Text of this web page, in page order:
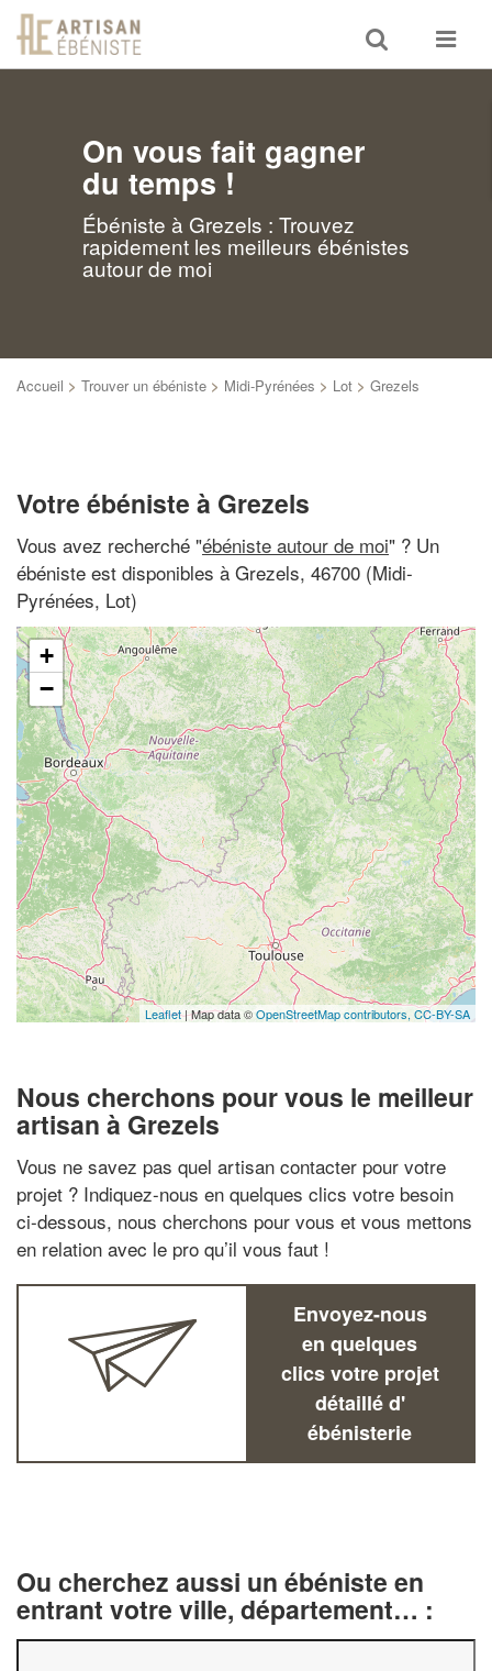
Toggle
search
Toggle
On vous fait gagner
du temps !
Ébéniste à Grezels : Trouvez
rapidement les meilleurs ébénistes
autour de moi
Accueil > Trouver un ébéniste > Midi-Pyrénées > Lot > Grezels
Votre ébéniste à Grezels
Vous avez recherché "ébéniste autour de moi" ? Un
ébéniste est disponibles à Grezels, 46700 (Midi-
Pyrénées, Lot)
+
−
Leaflet| Map data ©OpenStreetMap contributors, CC-BY-SA
Nous cherchons pour vous le meilleur
artisan à Grezels
Vous ne savez pas quel artisan contacter pour votre
projet ? Indiquez-nous en quelques clics votre besoin
ci-dessous, nous cherchons pour vous et vous mettons
en relation avec le pro qu’il vous faut !
Envoyez-nous
en quelques
clics votre projet
détaillé d'
ébénisterie
Ou cherchez aussi un ébéniste en
entrant votre ville, département… :